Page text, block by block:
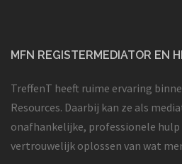
MFN REGISTERMEDIATOR EN
TreffenT heeft ruime ervaring
Resources. Daarbij kan ze als
onafhankelijke, professionele
vertrouwelijk oplossen van wat